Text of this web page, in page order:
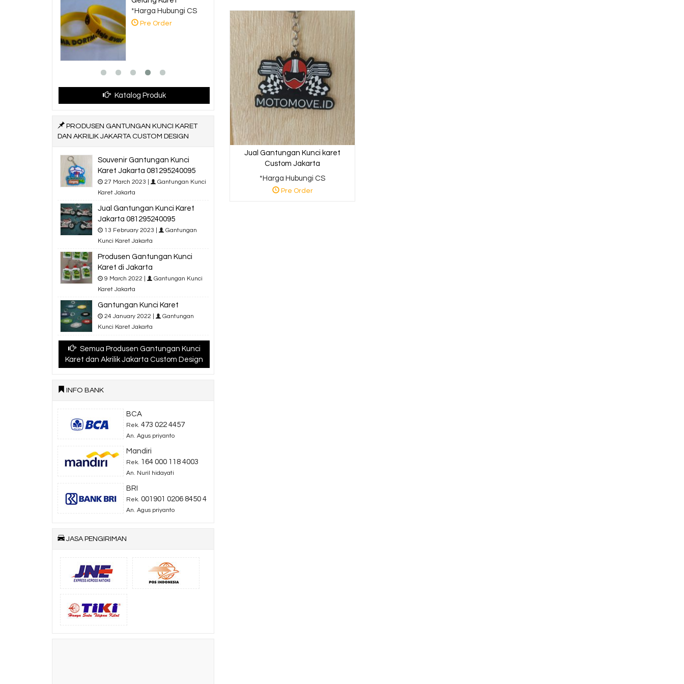
Jual Gantungan Kunci karet
Custom Jakarta
*Harga Hubungi CS
Pre Order
*Harga Hubungi CS
Pre Order
*Harga Hubungi CS
Katalog Produk
PRODUSEN GANTUNGAN KUNCI KARET
DAN AKRILIK JAKARTA CUSTOM DESIGN
Souvenir Gantungan Kunci
Karet Jakarta 081295240095
27 March 2023 |
Gantungan Kunci
Karet Jakarta
Jual Gantungan Kunci Karet
Jakarta 081295240095
13 February 2023 |
Gantungan
Kunci Karet Jakarta
Produsen Gantungan Kunci
Karet di Jakarta
9 March 2022 |
Gantungan Kunci
Karet Jakarta
Gantungan Kunci Karet
24 January 2022 |
Gantungan
Kunci Karet Jakarta
Semua Produsen Gantungan Kunci
Karet dan Akrilik Jakarta Custom Design
INFO BANK
BCA
Rek. 473 022 4457
An. Agus priyanto
Mandiri
Rek. 164 000 118 4003
An. Nuril hidayati
BRI
Rek. 001901 0206 8450 4
An. Agus priyanto
JASA PENGIRIMAN